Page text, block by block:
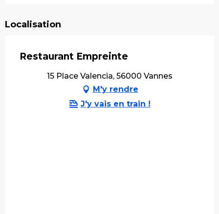
Localisation
Restaurant Empreinte
15 Place Valencia, 56000 Vannes
M'y rendre
J'y vais en train !